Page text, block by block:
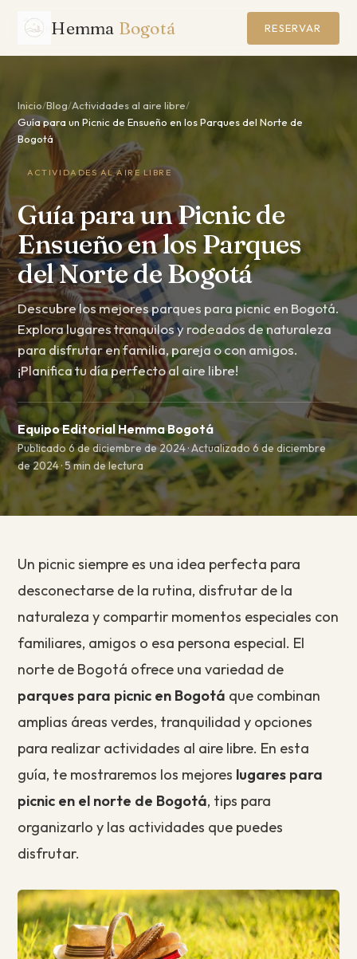
Hemma Bogotá RESERVAR
Inicio/Blog/Actividades al aire libre/
Guía para un Picnic de Ensueño en los Parques del Norte de
Bogotá
ACTIVIDADES AL AIRE LIBRE
Guía para un Picnic de
Ensueño en los Parques
del Norte de Bogotá
Descubre los mejores parques para picnic en Bogotá.
Explora lugares tranquilos y rodeados de naturaleza
para disfrutar en familia, pareja o con amigos.
¡Planifica tu día perfecto al aire libre!
Equipo Editorial Hemma Bogotá
Publicado 6 de diciembre de 2024 · Actualizado 6 de diciembre
de 2024 · 5 min de lectura
Un picnic siempre es una idea perfecta para
desconectarse de la rutina, disfrutar de la
naturaleza y compartir momentos especiales con
familiares, amigos o esa persona especial. El
norte de Bogotá ofrece una variedad de
parques para picnic en Bogotá que combinan
amplias áreas verdes, tranquilidad y opciones
para realizar actividades al aire libre. En esta
guía, te mostraremos los mejores lugares para
picnic en el norte de Bogotá, tips para
organizarlo y las actividades que puedes
disfrutar.